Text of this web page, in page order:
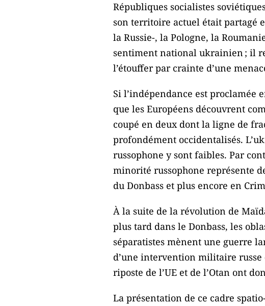
Républiques socialistes
son territoire actuel était partagé
la Russie-, la Pologne, la
sentiment national ukrainien ; il
l’étouffer par crainte d’une
Si l’indépendance est
que les Européens découvrent
coupé en deux dont la ligne de
profondément occidentalisés.
russophone y sont faibles. Par
minorité russophone représente
du Donbass et plus encore en
À la suite de la révolution de
plus tard dans le Donbass, les
séparatistes mènent une guerre
d’une intervention militaire russe
riposte de l’UE et de l’Otan ont
La présentation de ce cadre